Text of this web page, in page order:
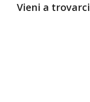
Vieni a trovarci